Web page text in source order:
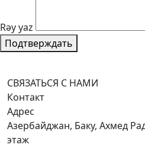
Rəy yaz
Подтверждать
СВЯЗАТЬСЯ С НАМИ
Контакт
Адрес
Азербайджан, Баку, Ахмед
этаж